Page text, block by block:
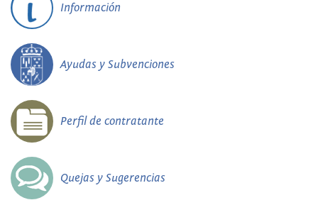
Información
Ayudas y Subvenciones
Perfil de contratante
Quejas y Sugerencias